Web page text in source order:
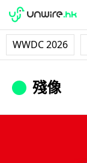
WWDC 2026
殘像